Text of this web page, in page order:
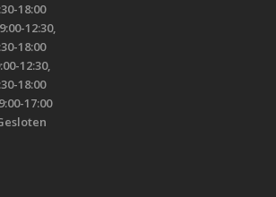
18:00
9:00-12:30,
18:00
12:30,
18:00
9:00-17:00